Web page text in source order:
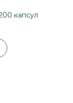
капсул